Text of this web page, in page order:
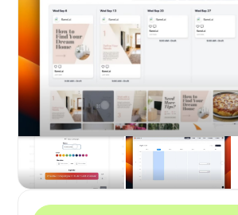
5 juillet 2026